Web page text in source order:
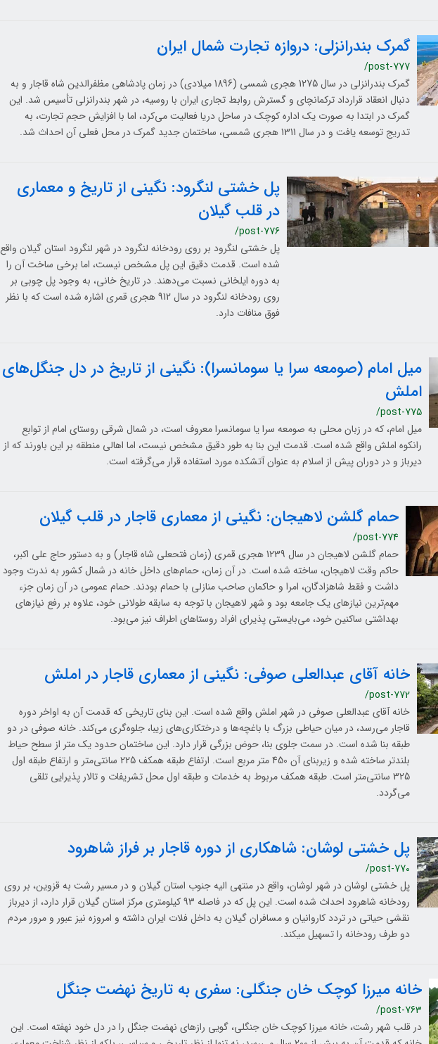
گمرک بندرانزلی: دروازه تجارت شمال ایران
/post-777
گمرک بندرانزلی در سال 1275 هجری شمسی (1896 میلادی) در زمان پادشاهی مظفرالدین شاه قاجار و به
دنبال انعقاد قرارداد ترکمانچای و گسترش روابط تجاری ایران با روسیه، در شهر بندرانزلی تأسیس شد. این
گمرک در ابتدا به صورت یک اداره کوچک در ساحل دریا فعالیت می‌کرد، اما با افزایش حجم تجارت، به
تدریج توسعه یافت و در سال 1311 هجری شمسی، ساختمان جدید گمرک در محل فعلی آن احداث شد.
پل خشتی لنگرود: نگینی از تاریخ و معماری
در قلب گیلان
/post-776
پل خشتی لنگرود بر روی رودخانه لنگرود در شهر لنگرود استان گیلان واقع
شده است. قدمت دقیق این پل مشخص نیست، اما برخی ساخت آن را
به دوره ایلخانی نسبت می‌دهند. در تاریخ خانی، به وجود پل چوبی بر
روی رودخانه لنگرود در سال 912 هجری قمری اشاره شده است که با نظر
فوق منافات دارد.
میل امام (صومعه سرا یا سومانسرا): نگینی از تاریخ در دل جنگل‌های
املش
/post-775
میل امام، که در زبان محلی به صومعه سرا یا سومانسرا معروف است، در شمال شرقی روستای امام از توابع
رانکوه املش واقع شده است. قدمت این بنا به طور دقیق مشخص نیست، اما اهالی منطقه بر این باورند که از
دیرباز و در دوران پیش از اسلام به عنوان آتشكده مورد استفاده قرار می‌گرفته است.
حمام گلشن لاهیجان: نگینی از معماری قاجار در قلب گیلان
/post-774
حمام گلشن لاهیجان در سال 1239 هجری قمری (زمان فتحعلی شاه قاجار) و به دستور حاج علی اکبر،
حاکم وقت لاهیجان، ساخته شده است. در آن زمان، حمام‌های داخل خانه در شمال کشور به ندرت وجود
داشت و فقط شاهزادگان، امرا و حاکمان صاحب منازلی با حمام بودند. حمام عمومی در آن زمان جزء
مهم‌ترین نیازهای یک جامعه بود و شهر لاهیجان با توجه به سابقه طولانی خود، علاوه بر رفع نیازهای
بهداشتی ساکنین خود، می‌بایستی پذیرای افراد روستاهای اطراف نیز می‌بود.
خانه آقای عبدالعلی صوفی: نگینی از معماری قاجار در املش
/post-772
خانه آقای عبدالعلی صوفی در شهر املش واقع شده است. این بنای تاریخی که قدمت آن به اواخر دوره
قاجار می‌رسد، در میان حیاطی بزرگ با باغچه‌ها و درختکاری‌های زیبا، جلوه‌گری می‌کند. خانه صوفی در دو
طبقه بنا شده است. در سمت جلوي بنا، حوض بزرگي قرار دارد. این ساختمان حدود یک متر از سطح حیاط
بلندتر ساخته شده و زیربنای آن 450 متر مربع است. ارتفاع طبقه همکف 225 سانتی‌متر و ارتفاع طبقه اول
325 سانتی‌متر است. طبقه همکف مربوط به خدمات و طبقه اول محل تشریفات و تالار پذیرایی تلقی
می‌گردد.
پل خشتی لوشان: شاهکاری از دوره قاجار بر فراز شاهرود
/post-770
پل خشتی لوشان در شهر لوشان، واقع در منتهی ­الیه جنوب استان گیلان و در مسیر رشت به قزوین، بر روی
رودخانه شاهرود احداث شده است. این پل که در فاصله 93 کیلومتری مرکز استان گیلان قرار دارد، از دیرباز
نقشی حیاتی در تردد کاروانيان و مسافران گیلان به داخل فلات ایران داشته و امروزه نیز عبور و مرور مردم
دو طرف رودخانه را تسهیل می­کند.
خانه میرزا کوچک خان جنگلی: سفری به تاریخ نهضت جنگل
/post-763
در قلب شهر رشت، خانه میرزا کوچک خان جنگلی، گویی رازهای نهضت جنگل را در دل خود نهفته است. این